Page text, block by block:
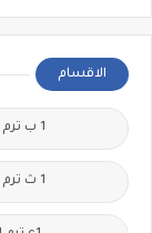
الاقسام
1 ب ترم 1
1 ث ترم 1